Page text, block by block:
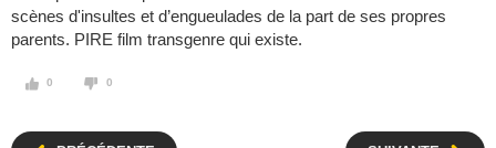
scènes d'insultes et d’engueulades de la part de ses propres
parents. PIRE film transgenre qui existe.
0 0